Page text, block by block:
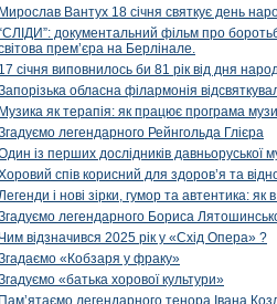
Мирослав Вантух 18 січня святкує день
документальний фільм про
прем’єра на Берлінале.
17 січня виповнилось би 81 рік від дня
обласна філармонія
Музика як терапія: як працює програма
легендарного Рейнгольда Глієра
із перших дослідників давньоруської
спів корисний для здоров’я та
і нові зірки, гумор та автентика:
легендарного Бориса
Чим відзначився 2025 рік у «Схід Опера» ?
«Кобзаря у фраку»
«батька хорової культури»
Пам’ятаємо легендарного тенора Івана